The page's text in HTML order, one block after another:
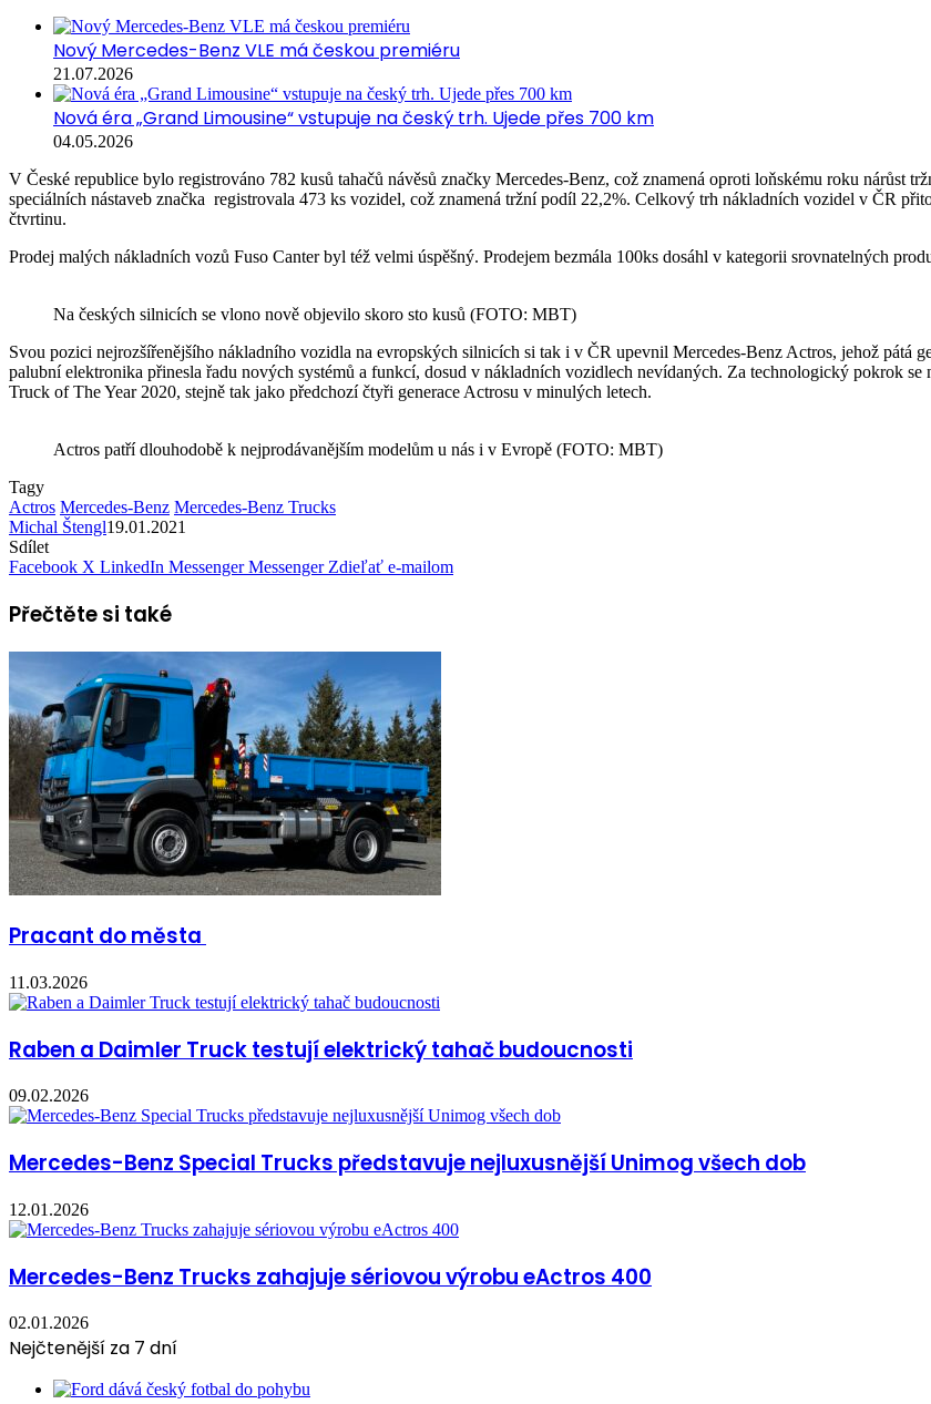
Nový Mercedes-Benz VLE má českou premiéru
21.07.2026
Nová éra „Grand Limousine“ vstupuje na český trh. Ujede přes 700 km
04.05.2026
V České republice bylo registrováno 782 kusů tahačů návěsů značky Mercedes-Benz, což znamená oproti loňskému roku nárůst
speciálních nástaveb značka registrovala 473 ks vozidel, což znamená tržní podíl 22,2%. Celkový trh nákladních vozidel v ČR
čtvrtinu.
Prodej malých nákladních vozů Fuso Canter byl též velmi úspěšný. Prodejem bezmála 100ks dosáhl v kategorii srovnatelných
Na českých silnicích se vlono nově objevilo skoro sto kusů (FOTO: MBT)
Svou pozici nejrozšířenějšího nákladního vozidla na evropských silnicích si tak i v ČR upevnil Mercedes-Benz Actros, jehož pátá
palubní elektronika přinesla řadu nových systémů a funkcí, dosud v nákladních vozidlech nevídaných. Za technologický pokrok
Truck of The Year 2020, stejně tak jako předchozí čtyři generace Actrosu v minulých letech.
Actros patří dlouhodobě k nejprodávanějším modelům u nás i v Evropě (FOTO: MBT)
Tagy
Actros Mercedes-Benz Mercedes-Benz Trucks
Michal Štengl19.01.2021
Sdílet
Facebook X LinkedIn Messenger Messenger Zdieľať e-mailom
Přečtěte si také
Pracant do města
11.03.2026
Raben a Daimler Truck testují elektrický tahač budoucnosti
09.02.2026
Mercedes-Benz Special Trucks představuje nejluxusnější Unimog všech dob
12.01.2026
Mercedes-Benz Trucks zahajuje sériovou výrobu eActros 400
02.01.2026
Nejčtenější za 7 dní